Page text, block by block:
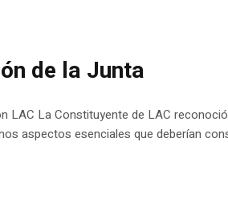
de la Junta
LAC La Constituyente de LAC
aspectos esenciales que deberían